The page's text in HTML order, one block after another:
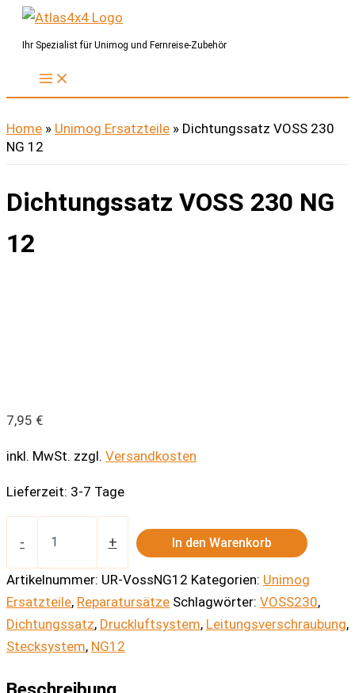
Zum
InhaltIhr Spezialist für Unimog und Fernreise-Zubehör
Home » Unimog Ersatzteile » Dichtungssatz VOSS 230
NG 12
Dichtungssatz VOSS 230 NG
12
7,95 €
inkl. MwSt. zzgl. Versandkosten
Lieferzeit: 3-7 Tage
-
NG
12
Menge
+ In den Warenkorb
Artikelnummer: UR-VossNG12 Kategorien: Unimog
Ersatzteile, Reparatursätze Schlagwörter: VOSS230,
Dichtungssatz, Druckluftsystem, Leitungsverschraubung,
Stecksystem, NG12